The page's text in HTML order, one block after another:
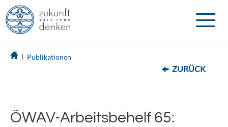
Toggle
Publikationen
ZURÜCK
ÖWAV-Arbeitsbehelf 65: